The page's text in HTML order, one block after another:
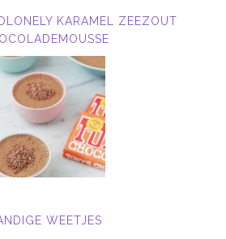
KARAMEL ZEEZOUT
WEETJES